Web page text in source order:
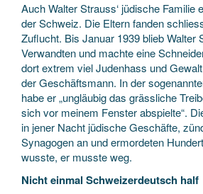
Auch Walter Strauss‘ jüdische Familie
der Schweiz. Die Eltern fanden
Zuflucht. Bis Januar 1939 blieb Walter
Verwandten und machte eine
dort extrem viel Judenhass und
der Geschäftsmann. In der
habe er „ungläubig das grässliche
sich vor meinem Fenster abspielte“.
in jener Nacht jüdische Geschäfte,
Synagogen an und ermordeten
wusste, er musste weg.
Nicht einmal Schweizerdeutsch half